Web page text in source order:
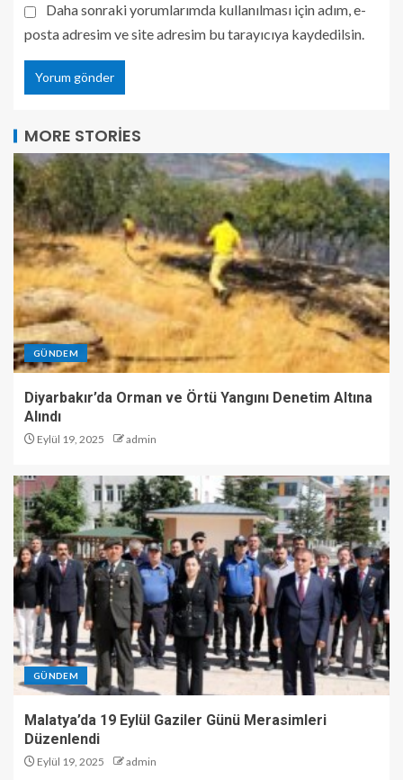
Daha sonraki yorumlarımda kullanılması için adım, e-
posta adresim ve site adresim bu tarayıcıya kaydedilsin.
MORE STORIES
GÜNDEM
Diyarbakır’da Orman ve Örtü Yangını Denetim Altına
Alındı
Eylül 19, 2025 admin
GÜNDEM
Malatya’da 19 Eylül Gaziler Günü Merasimleri
Düzenlendi
Eylül 19, 2025 admin